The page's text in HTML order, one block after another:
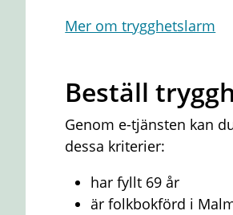
Mer om trygghetslarm
Beställ
Genom e-tjänsten kan
dessa kriterier:
har fyllt 69 år
är folkbokförd i